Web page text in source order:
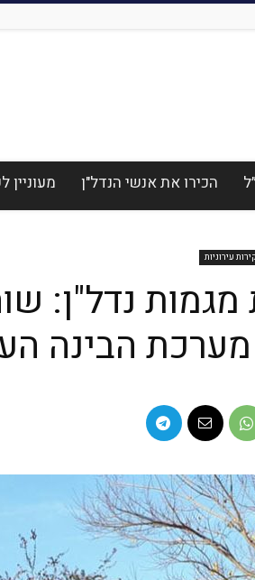
הכירו את אנשי הנדל"ן
עירוניות
מגמות נדל"ן: